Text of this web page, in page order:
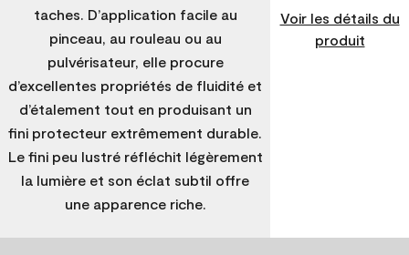
taches. D’application facile au
pinceau, au rouleau ou au
pulvérisateur, elle procure
d’excellentes propriétés de fluidité et
d’étalement tout en produisant un
fini protecteur extrêmement durable.
Le fini peu lustré réfléchit légèrement
la lumière et son éclat subtil offre
une apparence riche.
Voir les détails du
produit